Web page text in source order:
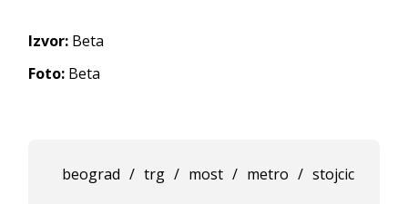
Izvor: Beta
Foto: Beta
beograd / trg / most / metro / stojcic